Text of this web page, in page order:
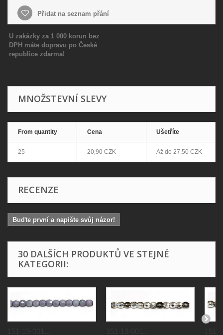
Přidat na seznam přání
U zakázky za 1 000 korun bez
DPH máte dopravu po České
republice zdarma!
MNOŽSTEVNÍ SLEVY
From quantity Cena Ušetříte
25 20,90 CZK Až do 27,50 CZK
RECENZE
Buďte první a napište svůj názor!
30 DALŠÍCH PRODUKTŮ VE STEJNÉ
KATEGORII: